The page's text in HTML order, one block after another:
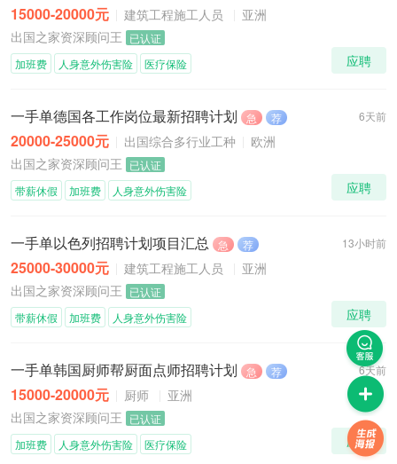
15000-20000元 建筑工程施工人员
亚洲
出国之家资深顾问王 已认证
应聘
加班费 人身意外伤害险 医疗保险
6天前
一手单德国各工作岗位最新招聘计划 急 荐
20000-25000元 出国综合多行业工种
欧洲
出国之家资深顾问王 已认证
应聘
带薪休假 加班费 人身意外伤害险
13小时前
一手单以色列招聘计划项目汇总 急 荐
25000-30000元 建筑工程施工人员
亚洲
出国之家资深顾问王 已认证
应聘
带薪休假 加班费 人身意外伤害险
6天前
一手单韩国厨师帮厨面点师招聘计划 急 荐
15000-20000元 厨师
亚洲
出国之家资深顾问王 已认证
应聘
加班费 人身意外伤害险 医疗保险